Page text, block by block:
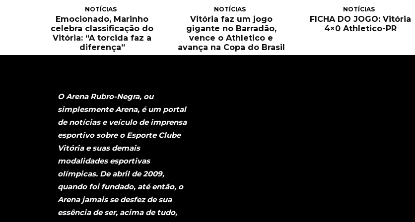
NOTÍCIAS
Emocionado, Marinho
celebra classificação do
Vitória: “A torcida faz a
diferença”
NOTÍCIAS
Vitória faz um jogo
gigante no Barradão,
vence o Athletico e
avança na Copa do Brasil
NOTÍCIAS
FICHA DO JOGO: Vitória
4×0 Athletico-PR
O Arena Rubro-Negra, ou
simplesmente Arena, é um portal
de notícias e veículo de imprensa
esportivo sobre o Esporte Clube
Vitória e suas demais
modalidades esportivas
olímpicas. De abril de 2009,
quando foi fundado, até então, o
Arena jamais se desfez de sua
essência de ser, acima de tudo,